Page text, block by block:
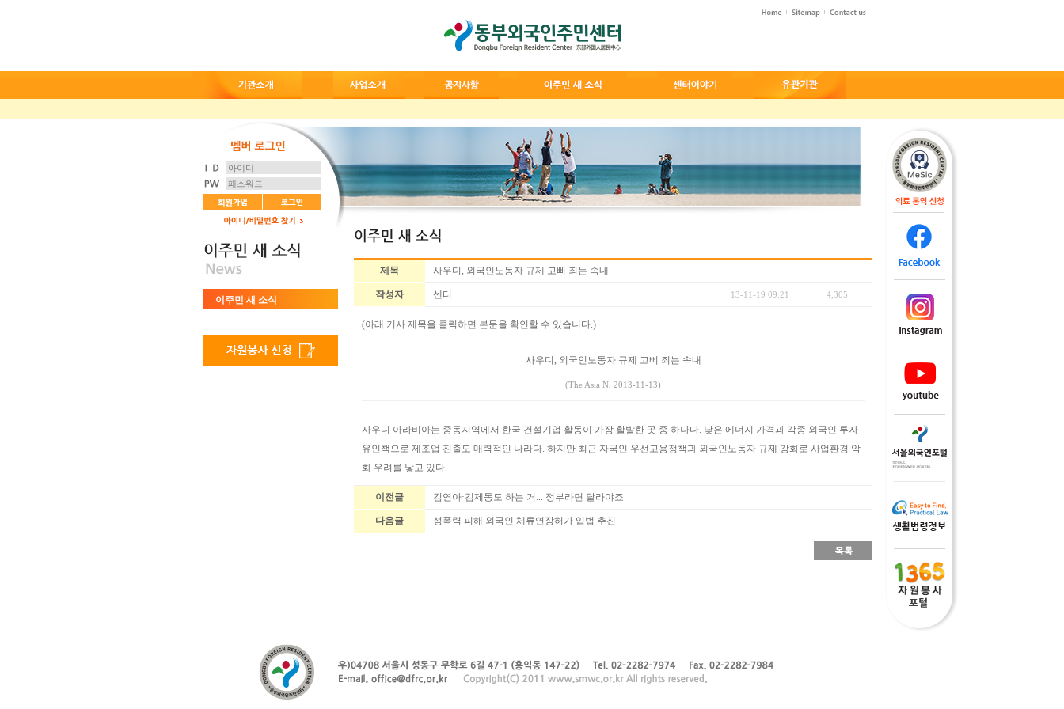
이주민 새 소식
제목 사우디, 외국인노동자 규제 고삐 죄는 속내
작성자 센터 13-11-19 09:21 4,305
(아래 기사 제목을 클릭하면 본문을 확인할 수 있습니다.)
사우디, 외국인노동자 규제 고삐 죄는 속내
(The Asia N, 2013-11-13)
사우디 아라비아는 중동지역에서 한국 건설기업 활동이 가장 활발한 곳 중 하나다. 낮은 에너지 가격과 각종 외국인 투자
유인책으로 제조업 진출도 매력적인 나라다. 하지만 최근 자국인 우선고용정책과 외국인노동자 규제 강화로 사업환경 악
화 우려를 낳고 있다.
이전글 김연아·김제동도 하는 거... 정부라면 달라야죠
다음글 성폭력 피해 외국인 체류연장허가 입법 추진